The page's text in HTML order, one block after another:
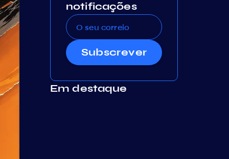
notificações
Subscrever
Em destaque